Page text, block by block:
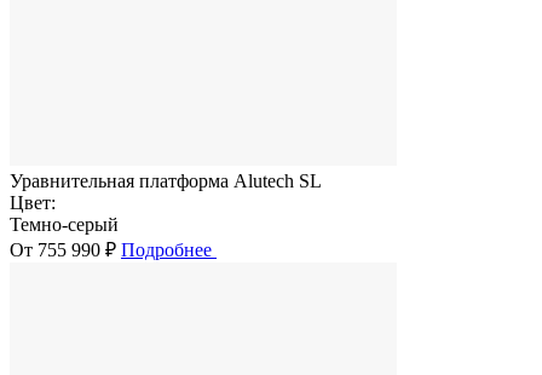
Уравнительная платформа Alutech SL
Цвет:
Темно-серый
От 755 990 ₽ Подробнее